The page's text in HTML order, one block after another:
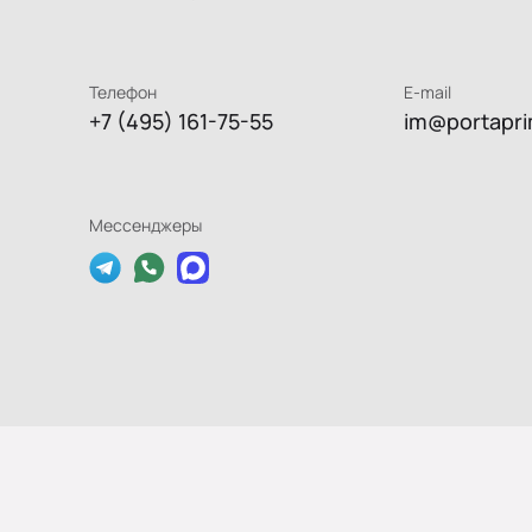
Телефон
+7 (495) 161-75-55
E-mail
Мессенджеры